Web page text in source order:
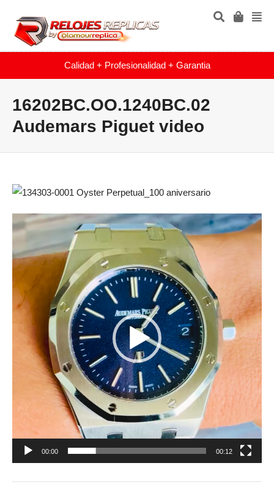
Calidad + Profesionalidad + Garantia
16202BC.OO.1240BC.02
Audemars Piguet video
Reproductor
vídeo
00:00 00:12